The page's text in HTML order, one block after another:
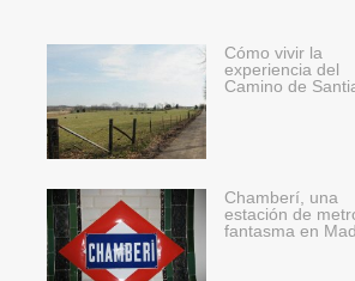
Cómo vivir la
experiencia del
Camino de
Chamberí, una
estación de
fantasma en